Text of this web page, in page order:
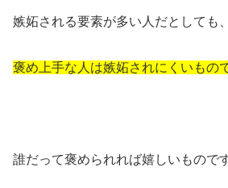
嫉妬される要素が多い人だとしても、
褒め上手な人は嫉妬されにくい もの
誰だって褒められれば嬉しいもので